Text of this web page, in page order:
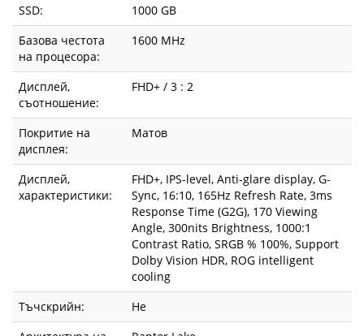
SSD:
1000 GB
Базова честота
на процесора:
1600 MHz
Дисплей,
съотношение:
FHD+ / 3 : 2
Покритие на
дисплея:
Матов
Дисплей,
характеристики:
FHD+, IPS-level, Anti-glare display, G-
Sync, 16:10, 165Hz Refresh Rate, 3ms
Response Time (G2G), 170 Viewing
Angle, 300nits Brightness, 1000:1
Contrast Ratio, SRGB % 100%, Support
Dolby Vision HDR, ROG intelligent
cooling
Тъчскрийн:
Не